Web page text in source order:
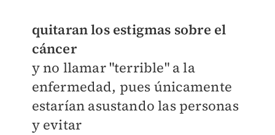
quitaran los estigmas sobre el
cáncer
y no llamar "terrible" a la
enfermedad, pues únicamente
estarían asustando las personas
y evitar